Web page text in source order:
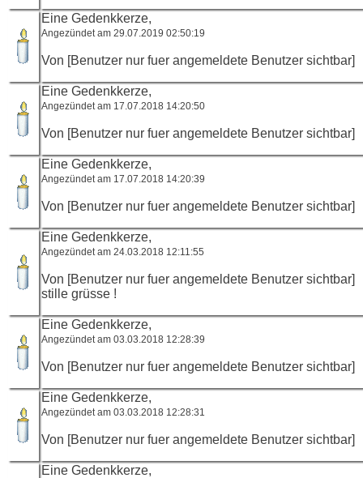
Eine Gedenkkerze,
Angezündet am 29.07.2019 02:50:19
Von [Benutzer nur fuer angemeldete Benutzer sichtbar]
Eine Gedenkkerze,
Angezündet am 17.07.2018 14:20:50
Von [Benutzer nur fuer angemeldete Benutzer sichtbar]
Eine Gedenkkerze,
Angezündet am 17.07.2018 14:20:39
Von [Benutzer nur fuer angemeldete Benutzer sichtbar]
Eine Gedenkkerze,
Angezündet am 24.03.2018 12:11:55
Von [Benutzer nur fuer angemeldete Benutzer sichtbar]
stille grüsse !
Eine Gedenkkerze,
Angezündet am 03.03.2018 12:28:39
Von [Benutzer nur fuer angemeldete Benutzer sichtbar]
Eine Gedenkkerze,
Angezündet am 03.03.2018 12:28:31
Von [Benutzer nur fuer angemeldete Benutzer sichtbar]
Eine Gedenkkerze,